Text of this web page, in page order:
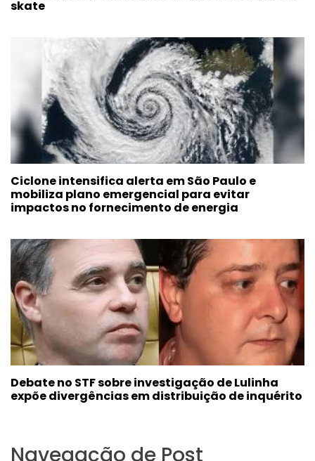
skate
Ciclone intensifica alerta em São Paulo e
mobiliza plano emergencial para evitar
impactos no fornecimento de energia
Debate no STF sobre investigação de Lulinha
expõe divergências em distribuição de inquérito
Navegação de Post